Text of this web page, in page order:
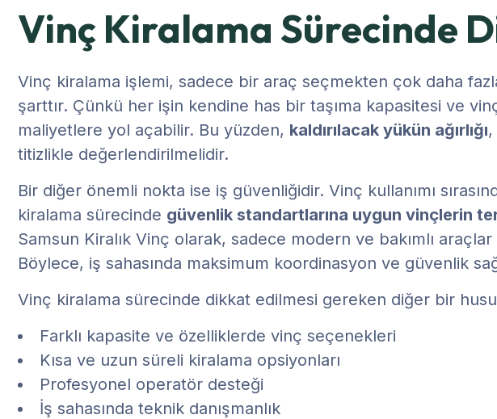
Vinç Kiralama Sürecinde
Vinç kiralama işlemi, sadece bir araç seçmekten çok daha
şarttır. Çünkü her işin kendine has bir taşıma kapasitesi ve
maliyetlere yol açabilir. Bu yüzden, kaldırılacak yükün ağırlığı,
titizlikle değerlendirilmelidir.
Bir diğer önemli nokta ise iş güvenliğidir. Vinç kullanımı
kiralama sürecinde güvenlik standartlarına uygun vinçlerin
Samsun Kiralık Vinç olarak, sadece modern ve bakımlı
Böylece, iş sahasında maksimum koordinasyon ve güvenlik
Vinç kiralama sürecinde dikkat edilmesi gereken diğer bir
Farklı kapasite ve özelliklerde vinç seçenekleri
Kısa ve uzun süreli kiralama opsiyonları
Profesyonel operatör desteği
İş sahasında teknik danışmanlık